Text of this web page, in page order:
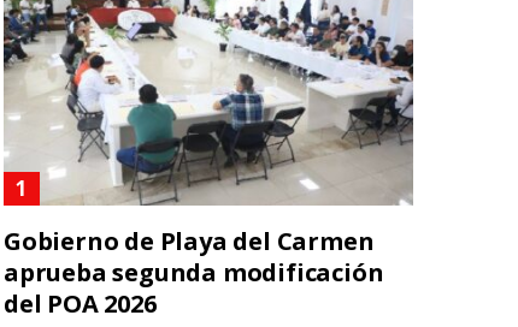
Gobierno de Playa del Carmen
aprueba segunda modificación
del POA 2026